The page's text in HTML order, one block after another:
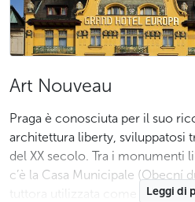
Art Nouveau
Praga è conosciuta per il suo
architettura liberty, sviluppatosi
del XX secolo. Tra i monumenti
c’è la Casa Municipale (Obecní
tuttora utilizzata come centro
Leggi di